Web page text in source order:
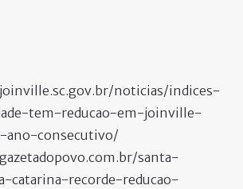
noticias/indices-
tem-reducao-em-joinville-
ano-consecutivo/
santa-
catarina-recorde-reducao-